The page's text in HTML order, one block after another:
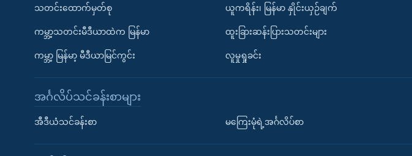
သတင်းထောက်မှတ်စု
ကမ္ဘာ့သတင်းမီဒီယာထဲက မြန်မာ
ကမ္ဘာ့ မြန်မာ့ မီဒီယာမြင်ကွင်း
ယူကရိန်း၊ မြန်မာ နှိုင်းယှဉ်ချက်
ထူးခြားဆန်းပြားသတင်းများ
လူမှုရှုခင်း
အင်္ဂလိပ်သင်ခန်းစာများ
အီဒီယံသင်ခန်းစာ မကြေးမုံရဲ့အင်္ဂလိပ်စာ